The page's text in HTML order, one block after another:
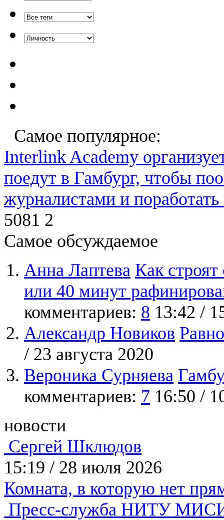
Самое популярное:
Interlink Academy
поедут в Гамбург, чтобы
журналистами и
5081 2
Самое обсуждаемое
Анна Лаптева Как
или 40 минут
комментариев: 8 13:42 /
Александр Новиков
/ 23 августа 2020
Вероника Сурняева
комментариев: 7 16:50 /
новости
Сергей Шклюдов
15:19 / 28 июля 2026
Комната, в которую нет
Пресс-служба НИТУ